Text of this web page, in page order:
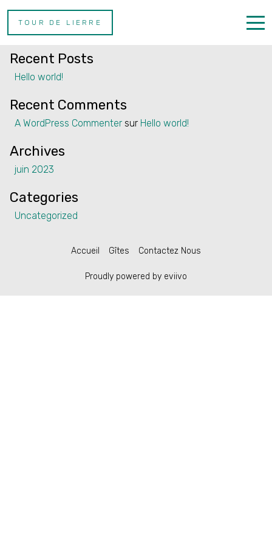
TOUR DE LIERRE
Accueil
Contactez Nous
French
Recent Posts
Hello world!
Recent Comments
A WordPress Commenter sur Hello world!
Archives
juin 2023
Categories
Uncategorized
Accueil Gîtes Contactez Nous
Proudly powered by eviivo